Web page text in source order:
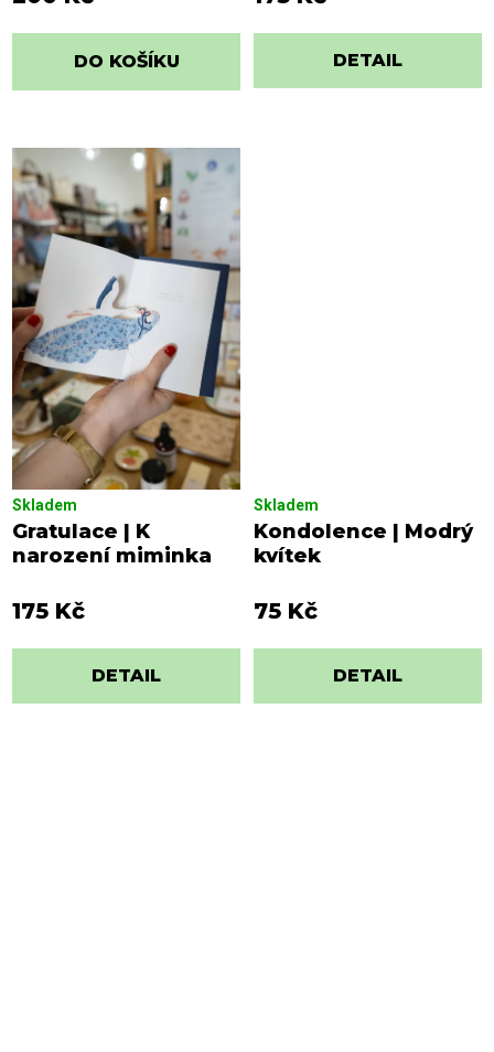
DO KOŠÍKU DETAIL
Gratulace | K
narození miminka
Skladem
175 Kč
DETAIL
Kondolence | Modrý
kvítek
Skladem
75 Kč
DETAIL